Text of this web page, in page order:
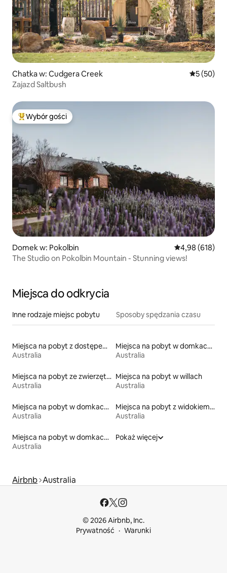
Chatka w: Cudgera Creek Średnia
5 (50)
Zajazd Saltbush
Najpopularniejsze z kategorii Wybór gości
Wybór gości
Domek w: Pokolbin Średnia
4,98 (618)
The Studio on Pokolbin Mountain - Stunning views!
Miejsca do odkrycia
Inne rodzaje miejsc pobytu Sposoby spędzania czasu
Miejsca na pobyt z dostępem do jeziora
Australia
Miejsca na pobyt w domkach parterowych
Australia
Miejsca na pobyt ze zwierzętami
Australia
Miejsca na pobyt w willach
Australia
Miejsca na pobyt w domkach ekologicznych na łonie przyrody
Australia
Miejsca na pobyt z widokiem na plażę
Australia
Miejsca na pobyt w domkach na drzewie
Australia
Pokaż więcej
Airbnb Australia
© 2026 Airbnb, Inc.
Prywatność
Warunki